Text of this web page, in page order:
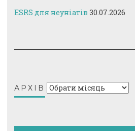
ESRS для неуніатів 30.07.2026
АРХІВ Архів